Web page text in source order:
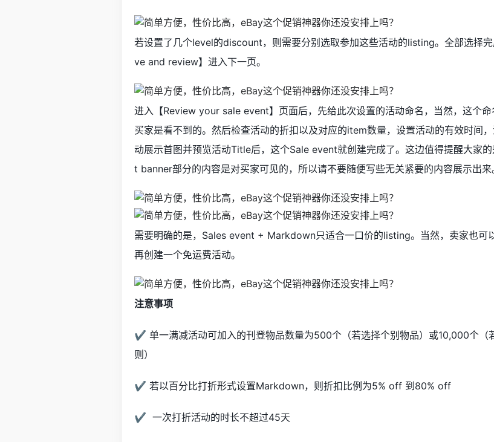
若设置了几个level的discount，则需要分别选取参加这些活动的listing。全部选择
ve and review】进入下一页。
进入【Review your sale event】页面后，先给此次设置的活动命名，当然，这个命
买家是看不到的。然后检查活动的折扣以及对应的item数量，设置活动的有效时间
动展示首图并预览活动Title后，这个Sale event就创建完成了。这边值得提醒大家
t banner部分的内容是对买家可见的，所以请不要随便写些无关紧要的内容展示出来
需要明确的是，Sales event + Markdown只适合一口价的listing。当然，卖家也可
再创建一个免运费活动。
注意事项
✔ 单一满减活动可加入的刊登物品数量为500个（若选择个别物品）或10,000个（
则）
✔ 若以百分比打折形式设置Markdown，则折扣比例为5% off 到80% off
✔ 一次打折活动的时长不超过45天